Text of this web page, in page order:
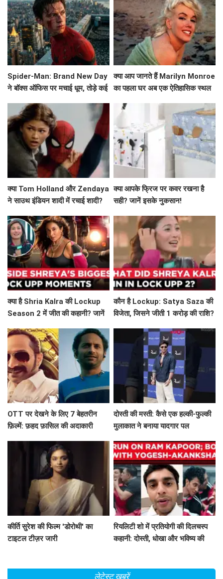
Spider-Man: Brand New Day
ने बॉक्स ऑफिस पर मचाई धूम, तोड़े कई
क्या आप जानते हैं Marilyn Monroe
का पहला घर अब एक ऐतिहासिक स्थल
क्या Tom Holland और Zendaya
ने साउथ इंडियन शादी में रचाई शादी?
क्या आपके फ्रिज पर कवर रखना है
सही? जानें इसके नुकसान!
क्या है Shria Kalra की Lockup
Season 2 में जीत की कहानी? जानें
कौन है Lockup: Satya Saza की
विजेता, जिसने जीती 1 करोड़ की राशि?
OTT पर देखने के लिए 7 बेहतरीन
फ़िल्में: फ़हद फ़ासिल की अदाकारी
दोस्ती की मस्ती: कैसे एक हल्की-फुल्की
मुलाकात ने बनाया यादगार पल
कीर्ति सुरेश की फिल्म 'डोरोथी' का
टाइटल टीज़र जारी
रियलिटी शो में प्रतियोगी की दिलचस्प
कहानी: दोस्ती, धोखा और भविष्य की
लेटेस्ट खबरें